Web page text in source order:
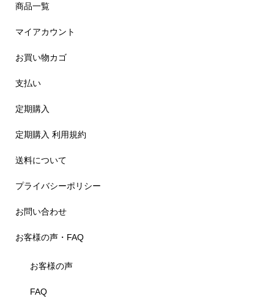
商品一覧
マイアカウント
お買い物カゴ
支払い
定期購入
定期購入 利用規約
送料について
プライバシーポリシー
お問い合わせ
お客様の声・FAQ
お客様の声
FAQ